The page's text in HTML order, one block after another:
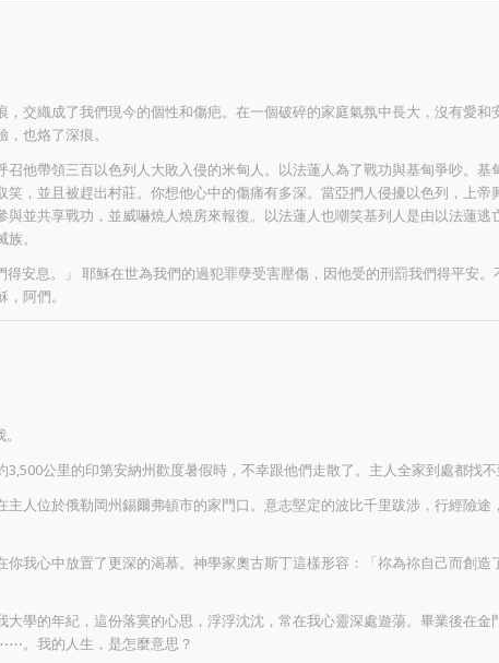
交織成了我們現今的個性和傷疤。在一個破碎的家庭氣氛中長大，沒有愛
也烙了深痕。
他帶領三百以色列人大敗入侵的米甸人。以法蓮人為了戰功與基甸爭吵。
，並且被趕出村莊。你想他心中的傷痛有多深。當亞捫人侵擾以色列，上
並共享戰功，並威嚇燒人燒房來報復。以法蓮人也嘲笑基列人是由以法蓮
。
安息。」 耶穌在世為我們的過犯罪孽受害壓傷，因他受的刑罰我們得平安
阿們。
公里的印第安納州歡度暑假時，不幸跟他們走散了。主人全家到處都找不
人位於俄勒岡州錫爾弗頓市的家門口。意志堅定的波比千里跋涉，行經險
我心中放置了更深的渴慕。神學家奧古斯丁這樣形容：「祢為祢自己而創
學的年紀，這份落寞的心思，浮浮沈沈，常在我心靈深處遊蕩。畢業後在
。我的人生，是怎麼意思？